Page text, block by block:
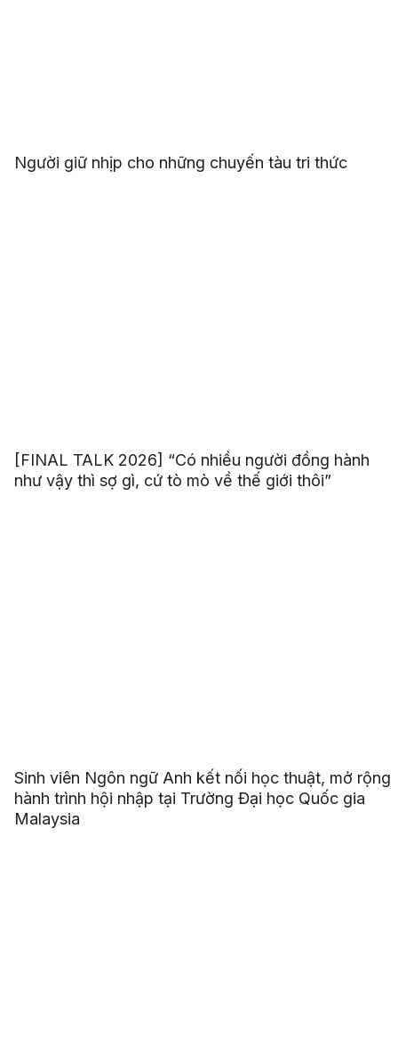
Người giữ nhịp cho những chuyến tàu tri thức
[FINAL TALK 2026] “Có nhiều người đồng hành
như vậy thì sợ gì, cứ tò mò về thế giới thôi”
Sinh viên Ngôn ngữ Anh kết nối học thuật, mở rộng
hành trình hội nhập tại Trường Đại học Quốc gia
Malaysia